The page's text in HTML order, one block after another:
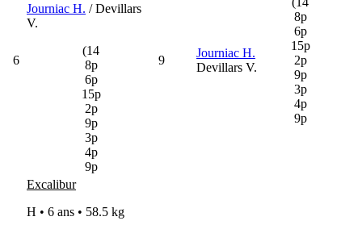
6
Journiac H. / Devillars
V.
(14
8p
6p
15p
2p
9p
3p
4p
9p
9
Journiac H.
Devillars V.
8p
6p
15p
2p
9p
3p
4p
9p
Excalibur
H • 6 ans • 58.5 kg